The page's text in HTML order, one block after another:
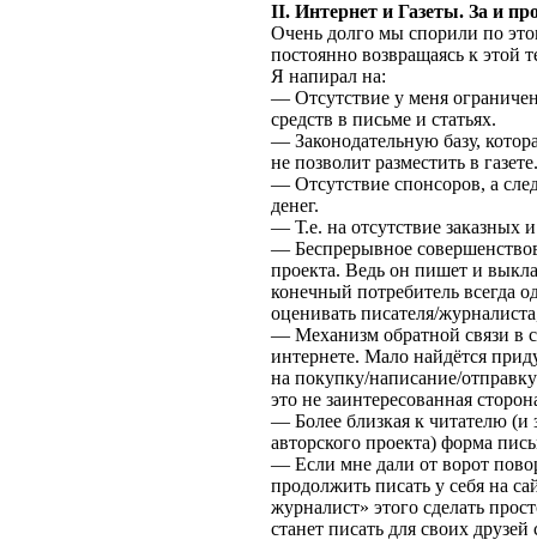
II. Интернет и Газеты. За и
Очень долго мы спорили по
постоянно возвращаясь к этой
Я напирал на:
— Отсутствие у меня
средств в письме и статьях.
— Законодательную базу,
не позволит разместить в газете.
— Отсутствие спонсоров, а
денег.
— Т.е. на отсутствие заказных
— Беспрерывное
проекта. Ведь он пишет и
конечный потребитель всегда
оценивать писателя/
— Механизм обратной связи в
интернете. Мало найдётся
на покупку/написание/
это не заинтересованная
— Более близкая к читателю (и
авторского проекта) форма
— Если мне дали от ворот
продолжить писать у себя на
журналист» этого сделать
станет писать для своих